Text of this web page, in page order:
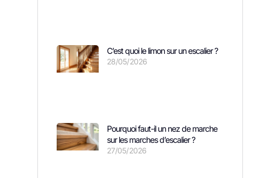
C’est quoi le limon sur un escalier ?
28/05/2026
Pourquoi faut-il un nez de marche
sur les marches d’escalier ?
27/05/2026